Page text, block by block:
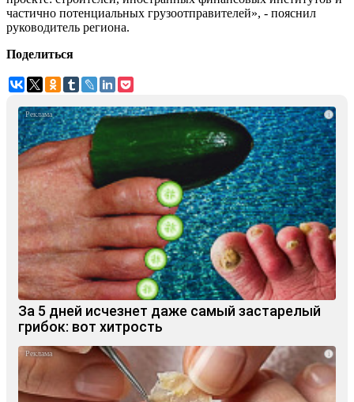
частично потенциальных грузоотправителей», - пояснил
руководитель региона.
Поделиться
i
За 5 дней исчезнет даже самый застарелый
грибок: вот хитрость
i